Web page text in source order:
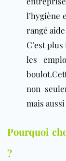
l’hygiène
rangé
C’est
les
non
mais
Pourquoi
?